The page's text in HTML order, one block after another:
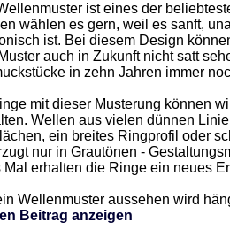
ist eines der
wählen es gern, weil es sanft,
ist. Bei diesem Design
auch in Zukunft nicht satt
in zehn Jahren immer
mit dieser Musterung können
Wellen aus vielen dünnen
ein breites Ringprofil oder
nur in Grautönen -
Mal erhalten die Ringe ein neues
Wellenmuster aussehen wird
Beitrag anzeigen